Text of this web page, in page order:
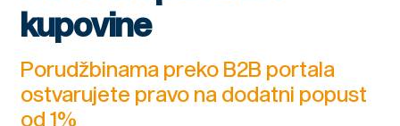
kupovine
Porudžbinama preko B2B portala
ostvarujete pravo na dodatni popust
od 1%